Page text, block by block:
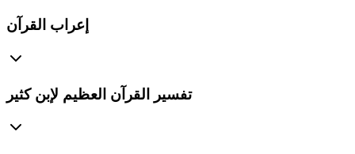
إعراب القرآن
تفسير القرآن العظيم لإبن كثير